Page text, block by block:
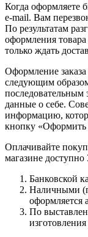
Когда оформляете
e-mail. Вам
По результатам
оформления
только ждать
Оформление
следующим
последовательным
данные о себе.
информацию,
кнопку «Оформить
Оплачивайте
магазине
Банковской
Наличными
оформляется
По
изготовления